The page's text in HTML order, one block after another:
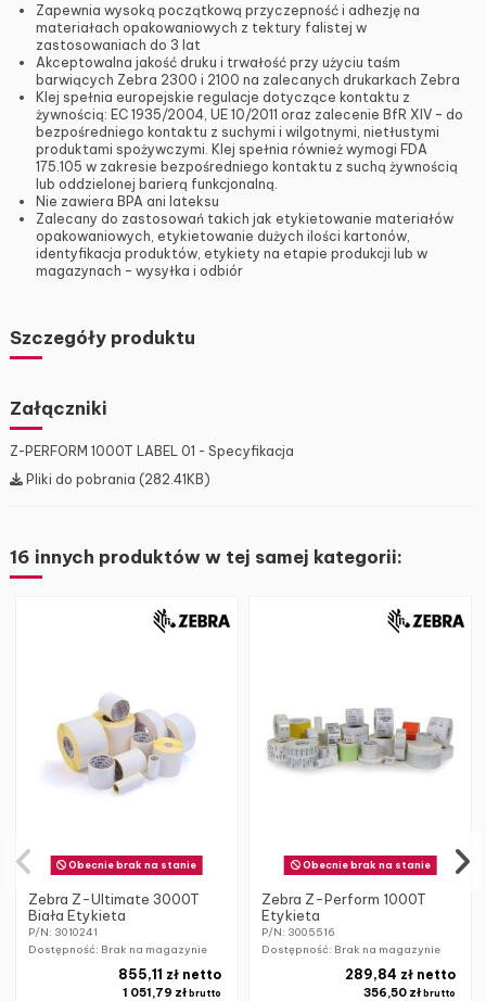
Zapewnia wysoką początkową przyczepność i adhezję na
materiałach opakowaniowych z tektury falistej w
zastosowaniach do 3 lat
Akceptowalna jakość druku i trwałość przy użyciu taśm
barwiących Zebra 2300 i 2100 na zalecanych drukarkach Zebra
Klej spełnia europejskie regulacje dotyczące kontaktu z
żywnością: EC 1935/2004, UE 10/2011 oraz zalecenie BfR XIV – do
bezpośredniego kontaktu z suchymi i wilgotnymi, nietłustymi
produktami spożywczymi. Klej spełnia również wymogi FDA
175.105 w zakresie bezpośredniego kontaktu z suchą żywnością
lub oddzielonej barierą funkcjonalną.
Nie zawiera BPA ani lateksu
Zalecany do zastosowań takich jak etykietowanie materiałów
opakowaniowych, etykietowanie dużych ilości kartonów,
identyfikacja produktów, etykiety na etapie produkcji lub w
magazynach – wysyłka i odbiór
Szczegóły produktu
Załączniki
Z-PERFORM 1000T LABEL 01 - Specyfikacja
Pliki do pobrania (282.41KB)
16 innych produktów w tej samej kategorii:
Obecnie brak na stanie
Zebra Z-Ultimate 3000T
Biała Etykieta
P/N: 3010241
Dostępność: Brak na magazynie
1 051,79 złbrutto
855,11 zł netto
Obecnie brak na stanie
Zebra Z-Perform 1000T
Etykieta
P/N: 3005516
Dostępność: Brak na magazynie
356,50 zł brutto
289,84 zł netto